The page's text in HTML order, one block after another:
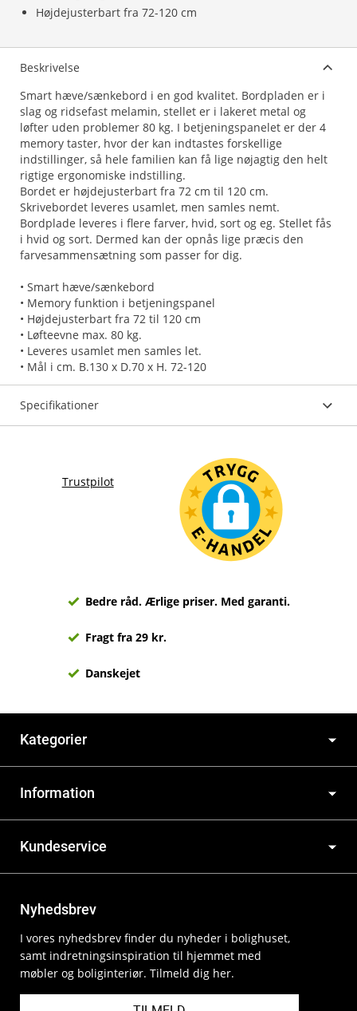
Højdejusterbart fra 72-120 cm
Beskrivelse
Smart hæve/sænkebord i en god kvalitet. Bordpladen er i
slag og ridsefast melamin, stellet er i lakeret metal og
løfter uden problemer 80 kg. I betjeningspanelet er der 4
memory taster, hvor der kan indtastes forskellige
indstillinger, så hele familien kan få lige nøjagtig den helt
rigtige ergonomiske indstilling.
Bordet er højdejusterbart fra 72 cm til 120 cm.
Skrivebordet leveres usamlet, men samles nemt.
Bordplade leveres i flere farver, hvid, sort og eg. Stellet fås
i hvid og sort. Dermed kan der opnås lige præcis den
farvesammensætning som passer for dig.
• Smart hæve/sænkebord
• Memory funktion i betjeningspanel
• Højdejusterbart fra 72 til 120 cm
• Løfteevne max. 80 kg.
• Leveres usamlet men samles let.
• Mål i cm. B.130 x D.70 x H. 72-120
Specifikationer
Trustpilot
Bedre råd. Ærlige priser. Med garanti.
Fragt fra 29 kr.
Danskejet
Kategorier
Information
Kundeservice
Nyhedsbrev
I vores nyhedsbrev finder du nyheder i bolighuset,
samt indretningsinspiration til hjemmet med
møbler og boliginteriør. Tilmeld dig her.